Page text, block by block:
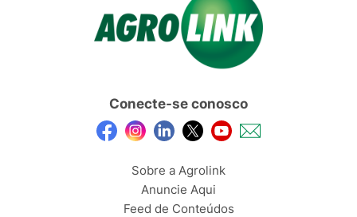
Conecte-se conosco
Sobre a Agrolink
Anuncie Aqui
Feed de Conteúdos